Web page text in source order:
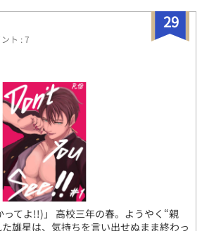
29
ト : 7
てよ!!)」 高校三年の春。ようやく“親
雄星は、気持ちを言い出せぬまま終わっ